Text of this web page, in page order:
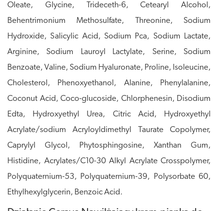
Oleate, Glycine, Trideceth-6, Cetearyl Alcohol,
Behentrimonium Methosulfate, Threonine, Sodium
Hydroxide, Salicylic Acid, Sodium Pca, Sodium Lactate,
Arginine, Sodium Lauroyl Lactylate, Serine, Sodium
Benzoate, Valine, Sodium Hyaluronate, Proline, Isoleucine,
Cholesterol, Phenoxyethanol, Alanine, Phenylalanine,
Coconut Acid, Coco-glucoside, Chlorphenesin, Disodium
Edta, Hydroxyethyl Urea, Citric Acid, Hydroxyethyl
Acrylate/sodium Acryloyldimethyl Taurate Copolymer,
Caprylyl Glycol, Phytosphingosine, Xanthan Gum,
Histidine, Acrylates/C10-30 Alkyl Acrylate Crosspolymer,
Polyquaternium-53, Polyquaternium-39, Polysorbate 60,
Ethylhexylglycerin, Benzoic Acid.